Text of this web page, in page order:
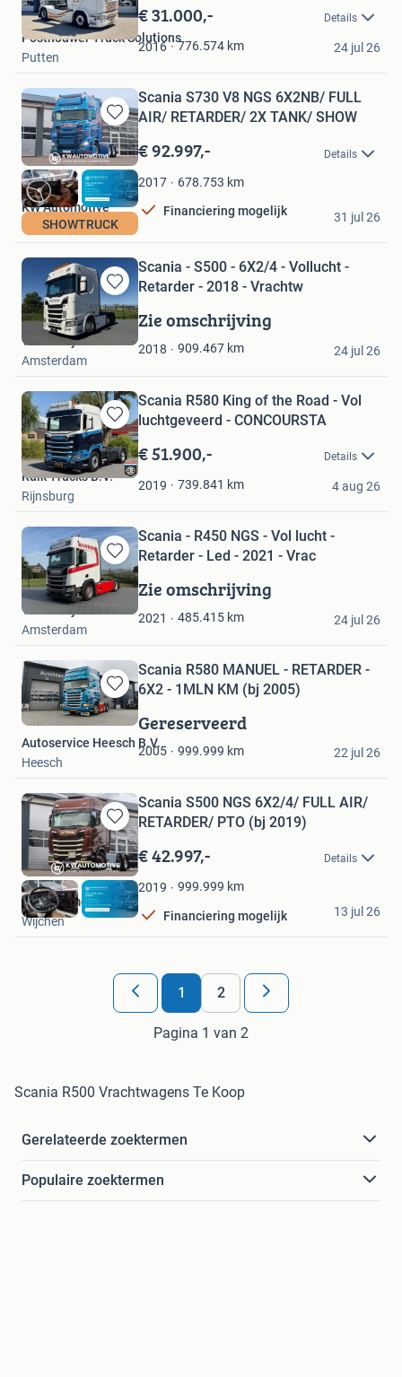
in
Mijn
Favorieten
€ 31.000,- Details
2016 776.574 km
Posthouwer Truck Solutions
Putten
24 jul 26
Bewaren
in
Mijn
Favorieten
SHOWTRUCK
Scania S730 V8 NGS 6X2NB/ FULL
AIR/ RETARDER/ 2X TANK/ SHOW
€ 92.997,- Details
2017 678.753 km
Financiering mogelijk
KW Automotive
Wijchen
31 jul 26
Bewaren
in
Mijn
Favorieten
Scania - S500 - 6X2/4 - Vollucht -
Retarder - 2018 - Vrachtw
Zie omschrijving
2018 909.467 km
Troostwijk Auctions
Amsterdam
24 jul 26
Bewaren
in
Mijn
Favorieten
Scania R580 King of the Road - Vol
luchtgeveerd - CONCOURSTA
€ 51.900,- Details
2019 739.841 km
Kulk Trucks B.V.
Rijnsburg
4 aug 26
Bewaren
in
Mijn
Favorieten
Scania - R450 NGS - Vol lucht -
Retarder - Led - 2021 - Vrac
Zie omschrijving
2021 485.415 km
Troostwijk Auctions
Amsterdam
24 jul 26
Bewaren
in
Favorieten
Scania R580 MANUEL - RETARDER -
6X2 - 1MLN KM (bj 2005)
Gereserveerd
2005 999.999 km
Autoservice Heesch B.V.
Heesch
22 jul 26
Bewaren
in
Mijn
Favorieten
Scania S500 NGS 6X2/4/ FULL AIR/
RETARDER/ PTO (bj 2019)
€ 42.997,- Details
2019 999.999 km
Financiering mogelijk
KW Automotive
Wijchen
13 jul 26
1 2
Pagina 1 van 2
Scania R500 Vrachtwagens Te Koop
Gerelateerde zoektermen
Populaire zoektermen